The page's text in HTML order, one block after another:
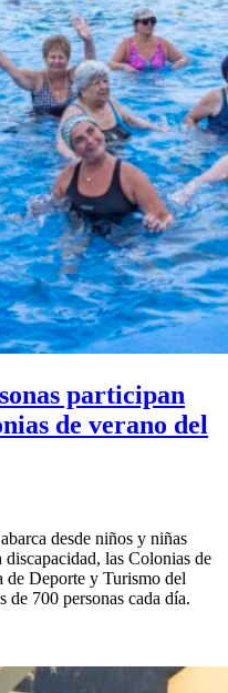
participan
de verano del
desde niños y niñas
discapacidad, las Colonias de
de Deporte y Turismo del
700 personas cada día.